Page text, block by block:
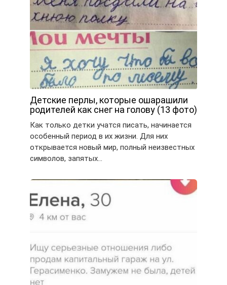
Детские перлы, которые ошарашили
родителей как снег на голову (13 фото)
Как только детки учатся писать, начинается
особенный период в их жизни. Для них
открывается новый мир, полный неизвестных
символов, запятых…